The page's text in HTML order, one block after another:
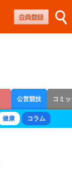
公営競技 コミ
健康 コラム